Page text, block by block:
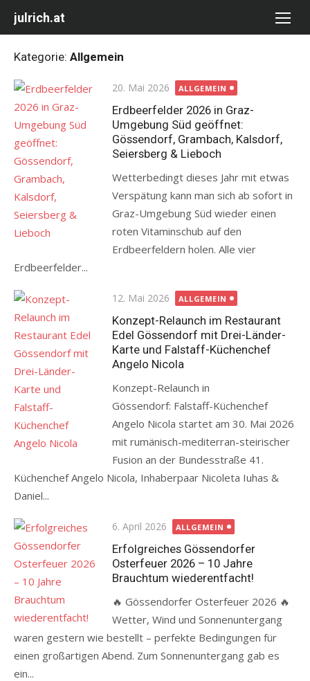
julrich.at
Kategorie: Allgemein
Posted
on
20. Mai 2026 ALLGEMEIN
Erdbeerfelder 2026 in Graz-
Umgebung Süd geöffnet:
Gössendorf, Grambach, Kalsdorf,
Seiersberg & Lieboch
Wetterbedingt dieses Jahr mit etwas
Verspätung kann man sich ab sofort in
Graz-Umgebung Süd wieder einen
roten Vitaminschub auf den
Erdbeerfeldern holen. Alle vier
Erdbeerfelder...
Posted
on
12. Mai 2026 ALLGEMEIN
Konzept-Relaunch im Restaurant
Edel Gössendorf mit Drei-Länder-
Karte und Falstaff-Küchenchef
Angelo Nicola
Konzept-Relaunch in
Gössendorf: Falstaff-Küchenchef
Angelo Nicola startet am 30. Mai 2026
mit rumänisch-mediterran-steirischer
Fusion an der Bundesstraße 41.
Küchenchef Angelo Nicola, Inhaberpaar Nicoleta Iuhas &
Daniel...
Posted
on
6. April 2026 ALLGEMEIN
Erfolgreiches Gössendorfer
Osterfeuer 2026 – 10 Jahre
Brauchtum wiederentfacht!
🔥 Gössendorfer Osterfeuer 2026 🔥
Wetter, Wind und Sonnenuntergang
waren gestern wie bestellt – perfekte Bedingungen für
einen großartigen Abend. Zum Sonnenuntergang gab es
ein...